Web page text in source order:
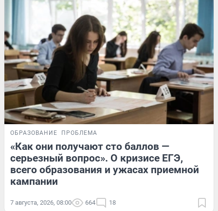
ОБРАЗОВАНИЕ ПРОБЛЕМА
«Как они получают сто баллов —
серьезный вопрос». О кризисе ЕГЭ,
всего образования и ужасах приемной
кампании
7 августа, 2026, 08:00 664 18